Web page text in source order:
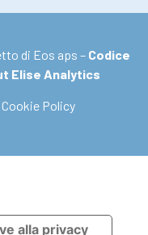
di Eos aps – Codice
Elise Analytics
Cookie Policy
alla privacy